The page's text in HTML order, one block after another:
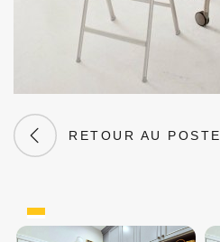
RETOUR AU POSTE